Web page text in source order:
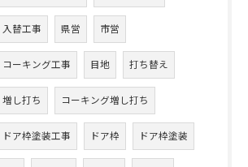
入替工事 県営 市営
コーキング工事 目地 打ち替え
増し打ち コーキング増し打ち
ドア枠塗装工事 ドア枠 ドア枠塗装